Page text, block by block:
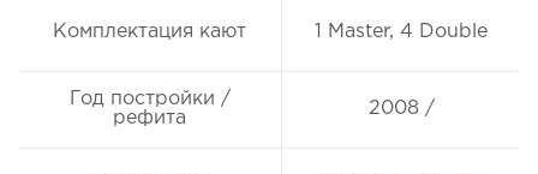
Комплектация кают 1 Master, 4 Double
Год постройки /
рефита
2008 /